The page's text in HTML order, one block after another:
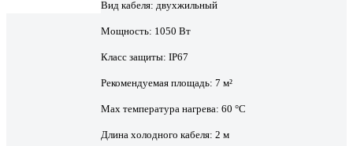
Вид кабеля: двухжильный
Мощность: 1050 Вт
Класс защиты: IP67
Рекомендуемая площадь: 7 м²
Max температура нагрева: 60 °С
Длина холодного кабеля: 2 м